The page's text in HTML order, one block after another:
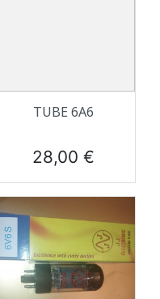
TUBE 6A6
Prix
28,00 €